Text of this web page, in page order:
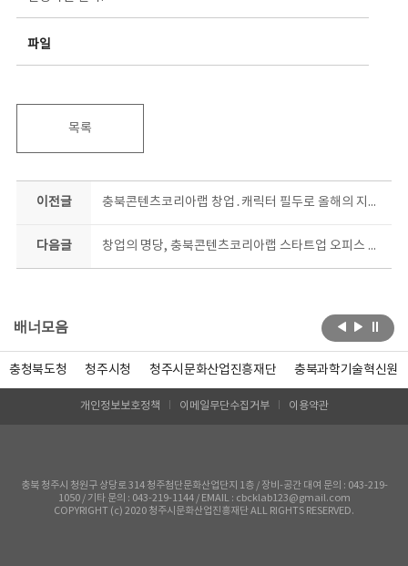
파일
목록
이전글 충북콘텐츠코리아랩 창업․캐릭터 필두로 올해의 지원사업 개시
다음글 창업의 명당, 충북콘텐츠코리아랩 스타트업 오피스 무료 분양
배너모음
충청북도청 청주시청 청주시문화산업진흥재단 충북과학기술혁신원
개인정보보호정책 이메일무단수집거부 이용약관
충북 청주시 청원구 상당로 314 청주첨단문화산업단지 1층 / 장비-공간 대여 문의 : 043-219-
1050 / 기타 문의 : 043-219-1144 / EMAIL : cbcklab123@gmail.com
COPYRIGHT (c) 2020 청주시문화산업진흥재단 ALL RIGHTS RESERVED.